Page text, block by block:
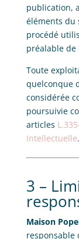
publication,
éléments du
procédé
préalable de
Toute
quelconque
considérée
poursuivie
articles
Intellectuelle.
3 –
Maison
responsable